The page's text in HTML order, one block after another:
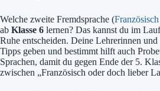
Welche zweite Fremdsprache (Französisch
ab Klasse 6 lernen? Das kannst du im
Ruhe entscheiden. Deine Lehrerinnen
Tipps geben und bestimmt hilft auch
Sprachen, damit du gegen Ende der 5.
zwischen „Französisch oder doch lieber